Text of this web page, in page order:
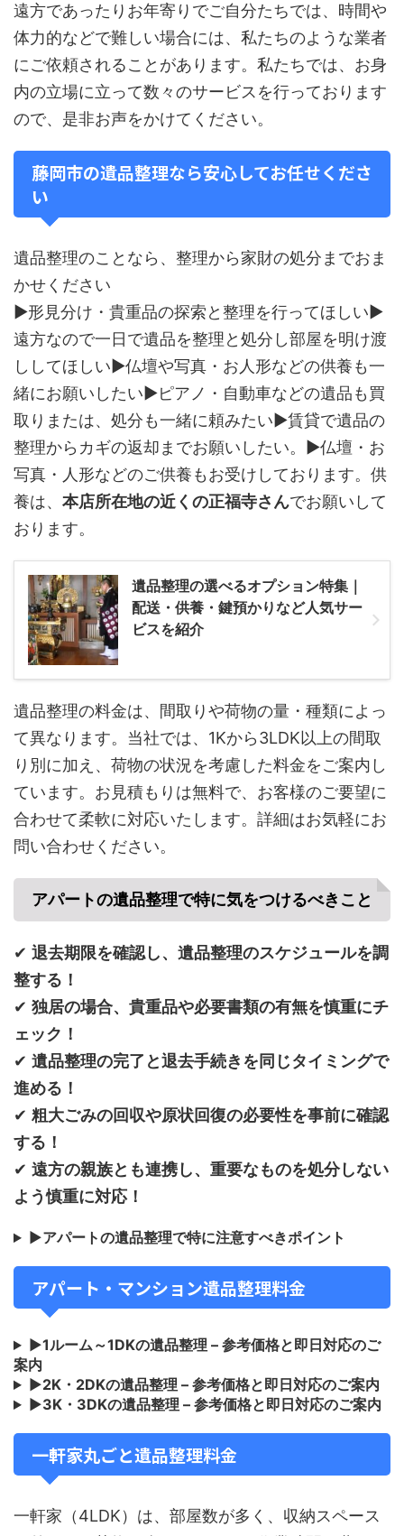
遠方であったりお年寄りでご自分たちでは、時間や
体力的などで難しい場合には、私たちのような業者
にご依頼されることがあります。私たちでは、お身
内の立場に立って数々のサービスを行っております
ので、是非お声をかけてください。
藤岡市の遺品整理なら安心してお任せくださ
い
遺品整理のことなら、整理から家財の処分までおま
かせください
▶形見分け・貴重品の探索と整理を行ってほしい▶
遠方なので一日で遺品を整理と処分し部屋を明け渡
ししてほしい▶仏壇や写真・お人形などの供養も一
緒にお願いしたい▶ピアノ・自動車などの遺品も買
取りまたは、処分も一緒に頼みたい▶賃貸で遺品の
整理からカギの返却までお願いしたい。▶仏壇・お
写真・人形などのご供養もお受けしております。供
養は、 本店所在地の近くの正福寺さんでお願いして
おります。
遺品整理の選べるオプション特集｜
配送・供養・鍵預かりなど人気サー
ビスを紹介
遺品整理の料金は、間取りや荷物の量・種類によっ
て異なります。当社では、1Kから3LDK以上の間取
り別に加え、荷物の状況を考慮した料金をご案内し
ています。お見積もりは無料で、お客様のご要望に
合わせて柔軟に対応いたします。詳細はお気軽にお
問い合わせください。
アパートの遺品整理で特に気をつけるべきこと
✔ 退去期限を確認し、遺品整理のスケジュールを調
整する！
✔ 独居の場合、貴重品や必要書類の有無を慎重にチ
ェック！
✔ 遺品整理の完了と退去手続きを同じタイミングで
進める！
✔ 粗大ごみの回収や原状回復の必要性を事前に確認
する！
✔ 遠方の親族とも連携し、重要なものを処分しない
よう慎重に対応！
▶アパートの遺品整理で特に注意すべきポイント
アパート・マンション遺品整理料金
▶1ルーム～1DKの遺品整理 – 参考価格と即日対応のご
案内
▶2K・2DKの遺品整理 – 参考価格と即日対応のご案内
▶3K・3DKの遺品整理 – 参考価格と即日対応のご案内
一軒家丸ごと遺品整理料金
一軒家（4LDK）は、部屋数が多く、収納スペース